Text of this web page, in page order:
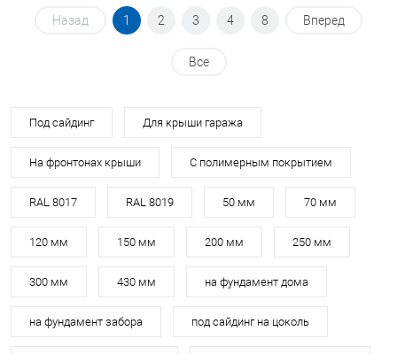
Назад 1 2 3 4 8 Вперед
Все
Под сайдинг Для крыши гаража
На фронтонах крыши С полимерным покрытием
RAL 8017 RAL 8019 50 мм 70 мм
120 мм 150 мм 200 мм 250 мм
300 мм 430 мм на фундамент дома
на фундамент забора под сайдинг на цоколь